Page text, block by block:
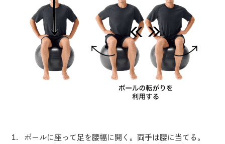
ボールに座って足を腰幅に開く。両手は腰に当てる。